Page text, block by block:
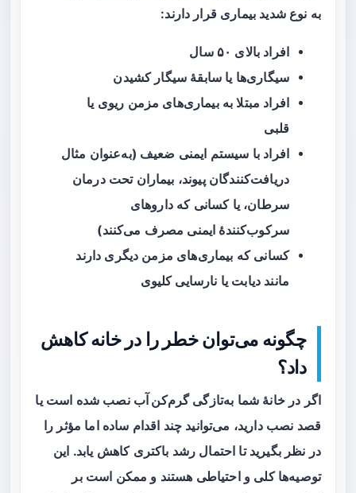
به نوع شدید بیماری قرار دارند:
افراد بالای ۵۰ سال
سیگاری‌ها یا سابقهٔ سیگار کشیدن
افراد مبتلا به بیماری‌های مزمن ریوی یا
قلبی
افراد با سیستم ایمنی ضعیف (به‌عنوان مثال
دریافت‌کنندگان پیوند، بیماران تحت درمان
سرطان، یا کسانی که داروهای
سرکوب‌کنندهٔ ایمنی مصرف می‌کنند)
کسانی که بیماری‌های مزمن دیگری دارند
مانند دیابت یا نارسایی کلیوی
چگونه می‌توان خطر را در خانه کاهش
داد؟
اگر در خانهٔ شما به‌تازگیگرم‌کن آب نصب شده است یا
قصد نصب دارید، می‌توانید چند اقدام ساده اما مؤثر را
در نظر بگیرید تا احتمال رشد باکتری کاهش یابد. این
توصیه‌ها کلی و احتیاطی هستند و ممکن است بر